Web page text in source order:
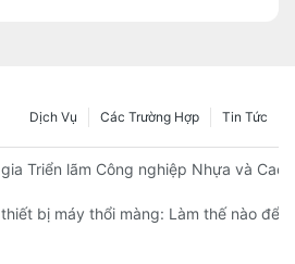
Tin Tức
Các Trường Hợp
Dịch Vụ
Triển lãm Công nghiệp Nhựa và Cao
bị máy thổi màng: Làm thế nào để